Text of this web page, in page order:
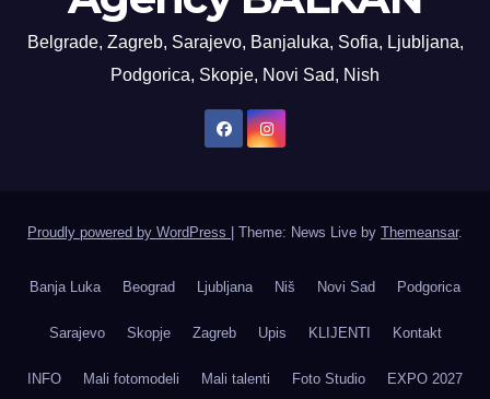
Belgrade, Zagreb, Sarajevo, Banjaluka, Sofia, Ljubljana,
Podgorica, Skopje, Novi Sad, Nish
Proudly powered by WordPress Theme: News Live by Themeansar.
Banja Luka Beograd Ljubljana Niš Novi Sad Podgorica
Sarajevo Skopje Zagreb Upis KLIJENTI Kontakt
INFO Mali fotomodeli Mali talenti Foto Studio EXPO 2027